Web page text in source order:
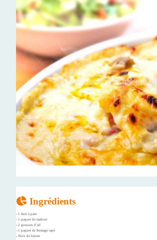
Ingrédients
- 1 fruit à pain
- 1 paquet de lardons
- 2 gousses d’ail
- 1 paquet de fromage rapé
- Noix de beurre